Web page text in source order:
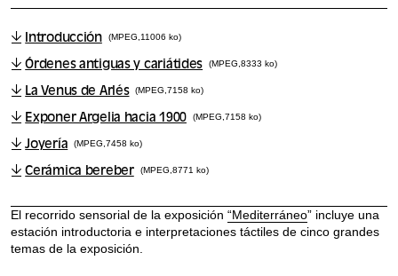
Introducción (MPEG,11006 ko)
Órdenes antiguas y cariátides (MPEG,8333 ko)
La Venus de Arlés (MPEG,7158 ko)
Exponer Argelia hacia 1900 (MPEG,7158 ko)
Joyería (MPEG,7458 ko)
Cerámica bereber (MPEG,8771 ko)
El recorrido sensorial de la exposición “Mediterráneo” incluye una
estación introductoria e interpretaciones táctiles de cinco grandes
temas de la exposición.